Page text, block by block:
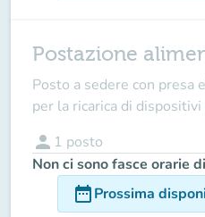
Postazione
Posto a sedere con presa
per la ricarica di
person 1 posto
Non ci sono fasce orarie
date_rangeProssima